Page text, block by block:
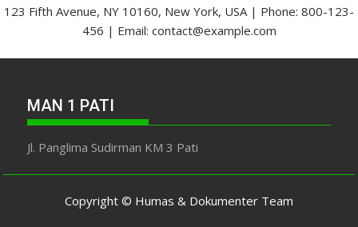
123 Fifth Avenue, NY 10160, New York, USA | Phone: 800-123-
456 | Email: contact@example.com
MAN 1 PATI
Jl. Panglima Sudirman KM 3 Pati
Copyright © Humas & Dokumenter Team